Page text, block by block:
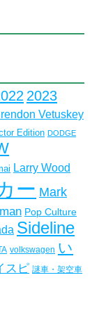
2023
Vetuskey
Edition DODGE
Larry Wood
ー Mark
Pop Culture
Sideline
volkswagen い
スピ 謎車・架空車